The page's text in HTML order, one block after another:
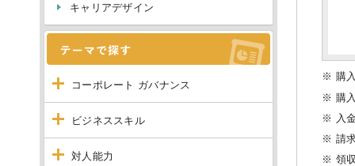
キャリアデザイン
コーポレート ガバナンス
ビジネススキル
対人能力
※ 購
※ 購
※ 入
※ 請
※ 領